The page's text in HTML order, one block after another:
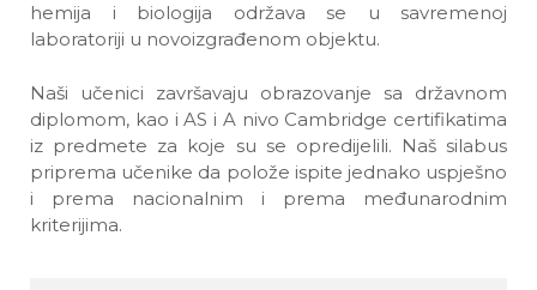
hemija i biologija održava se u savremenoj
laboratoriji u novoizgrađenom objektu.
Naši učenici završavaju obrazovanje sa državnom
diplomom, kao i AS i A nivo Cambridge certifikatima
iz predmete za koje su se opredijelili. Naš silabus
priprema učenike da polože ispite jednako uspješno
i prema nacionalnim i prema međunarodnim
kriterijima.